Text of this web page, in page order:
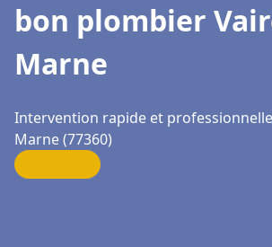
bon plombier
Marne
Intervention rapide et
Marne (77360)